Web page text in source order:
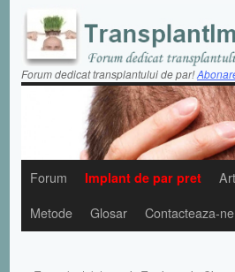
Forum dedicat transplantului de par!
Forum Implant de par pret
Metode
Glosar Contacteaza-ne